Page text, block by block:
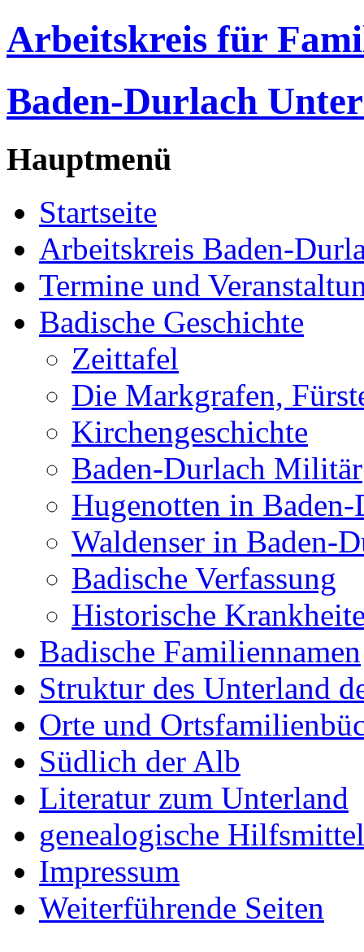
Arbeitskreis für
Baden-Durlach
Hauptmenü
Startseite
Arbeitskreis Baden-
Termine und
Badische Geschichte
Zeittafel
Die Markgrafen,
Kirchengeschichte
Baden-Durlach Militär
Hugenotten in
Waldenser in Baden-
Badische Verfassung
Historische
Badische Familiennamen
Struktur des Unterland
Orte und
Südlich der Alb
Literatur zum Unterland
genealogische Hilfsmittel
Impressum
Weiterführende Seiten